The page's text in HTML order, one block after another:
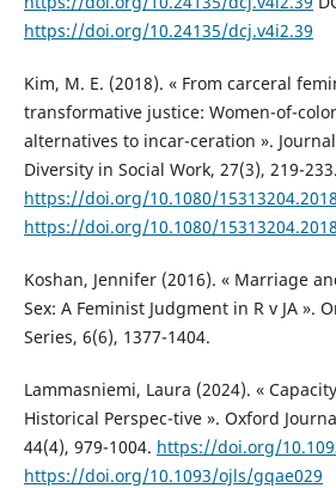
https://doi.org/10.24135/dcj.v4i2.39
Kim, M. E. (2018). « From carceral
transformative justice: Women-of-
alternatives to incar-ceration ».
Diversity in Social Work, 27(3), 219-233.
https://doi.org/10.1080/
https://doi.org/10.1080/
Koshan, Jennifer (2016). « Marriage
Sex: A Feminist Judgment in R v JA ».
Series, 6(6), 1377-1404.
Lammasniemi, Laura (2024). «
Historical Perspec-tive ». Oxford
44(4), 979-1004. https://doi.org/
https://doi.org/10.1093/ojls/gqae029